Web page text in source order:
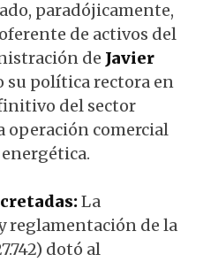
paradójicamente,
de activos del
de Javier
su política rectora en
del sector
operación comercial
La
reglamentación de la
dotó al